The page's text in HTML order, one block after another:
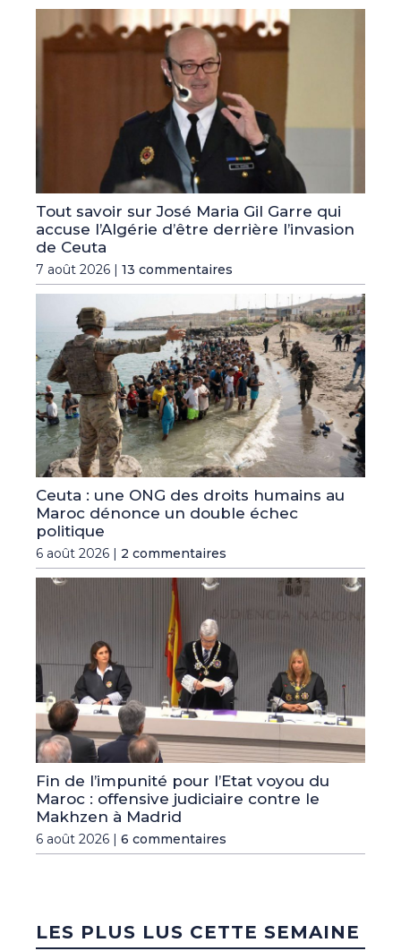
Tout savoir sur José Maria Gil Garre qui
accuse l’Algérie d’être derrière l’invasion
de Ceuta
7 août 2026 | 13 commentaires
Ceuta : une ONG des droits humains au
Maroc dénonce un double échec
politique
6 août 2026 | 2 commentaires
Fin de l’impunité pour l’Etat voyou du
Maroc : offensive judiciaire contre le
Makhzen à Madrid
6 août 2026 | 6 commentaires
LES PLUS LUS CETTE SEMAINE